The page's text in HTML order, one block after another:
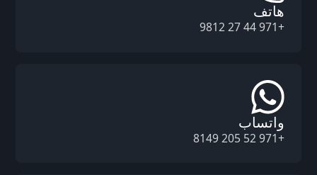
هاتف
+971 44 27 9812
واتساب
+971 52 205 8149